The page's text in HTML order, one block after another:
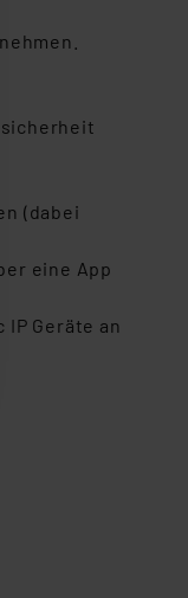
(dabei
eine App
Geräte an